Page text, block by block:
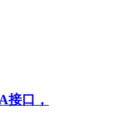
接口，